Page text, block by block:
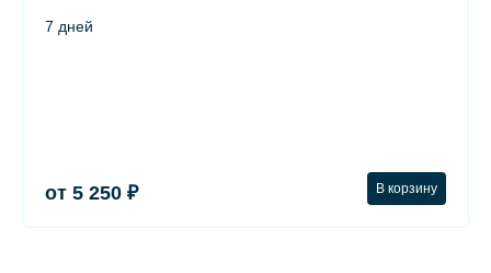
7 дней
от 5 250 ₽ В корзину